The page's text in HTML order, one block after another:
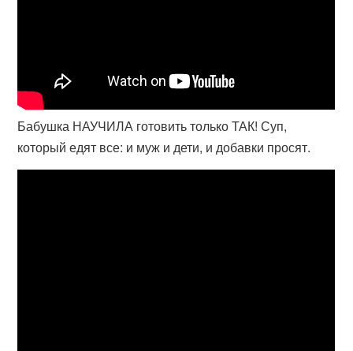
Бабушка НАУЧИЛА готовить только ТАК! Суп,
который едят все: и муж и дети, и добавки просят.